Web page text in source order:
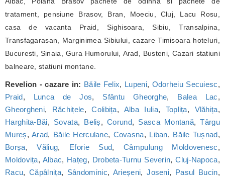
tratament, pensiune Brasov, Bran, Moeciu, Cluj, Lacu Rosu,
casa de vacanta Praid, Sighisoara, Sibiu, Transalpina,
Transfagarasan, Marginimea Sibiului, cazare Timisoara hoteluri,
Bucuresti, Sinaia, Gura Humorului, Arad, Busteni, Cazari statiuni
balneare, statiuni montane.
Revelion - cazare in: Băile Felix, Lupeni, Odorheiu Secuiesc,
Praid, Lunca de Jos, Sfântu Gheorghe, Balea Lac,
Gheorgheni, Răchițele,Colibița, Alba Iulia, Toplița, Vlăhița,
Harghita-Băi, Sovata, Beliș,Corund, Sasca Montană,Târgu
Mureș, Arad, Băile Herculane, Covasna, Liban, Băile Tușnad,
Borșa,Văliug, Eforie Sud,Câmpulung Moldovenesc,
Moldovița, Albac, Hațeg, Drobeta-Turnu Severin,Cluj-Napoca,
Racu,Căpâlnița, Sândominic, Arieșeni,Joseni, Pasul Bucin,